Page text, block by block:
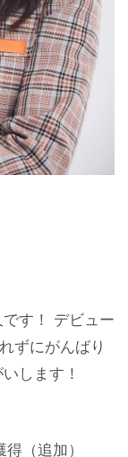
す！ デビュー
ずにがんばり
します！
（追加）